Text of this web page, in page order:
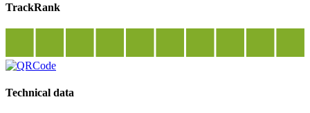
TrackRank
Technical data